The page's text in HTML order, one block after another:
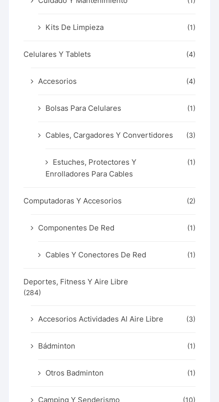
Kits De Limpieza (1)
Celulares Y Tablets (4)
Accesorios (4)
Bolsas Para Celulares (1)
Cables, Cargadores Y Convertidores (3)
Estuches, Protectores Y
Enrolladores Para Cables
(1)
Computadoras Y Accesorios (2)
Componentes De Red (1)
Cables Y Conectores De Red (1)
Deportes, Fitness Y Aire Libre
(284)
Accesorios Actividades Al Aire Libre (3)
Bádminton (1)
Otros Badminton (1)
Camping Y Senderismo (10)